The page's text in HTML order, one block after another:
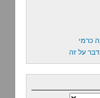
כרמי
על זה